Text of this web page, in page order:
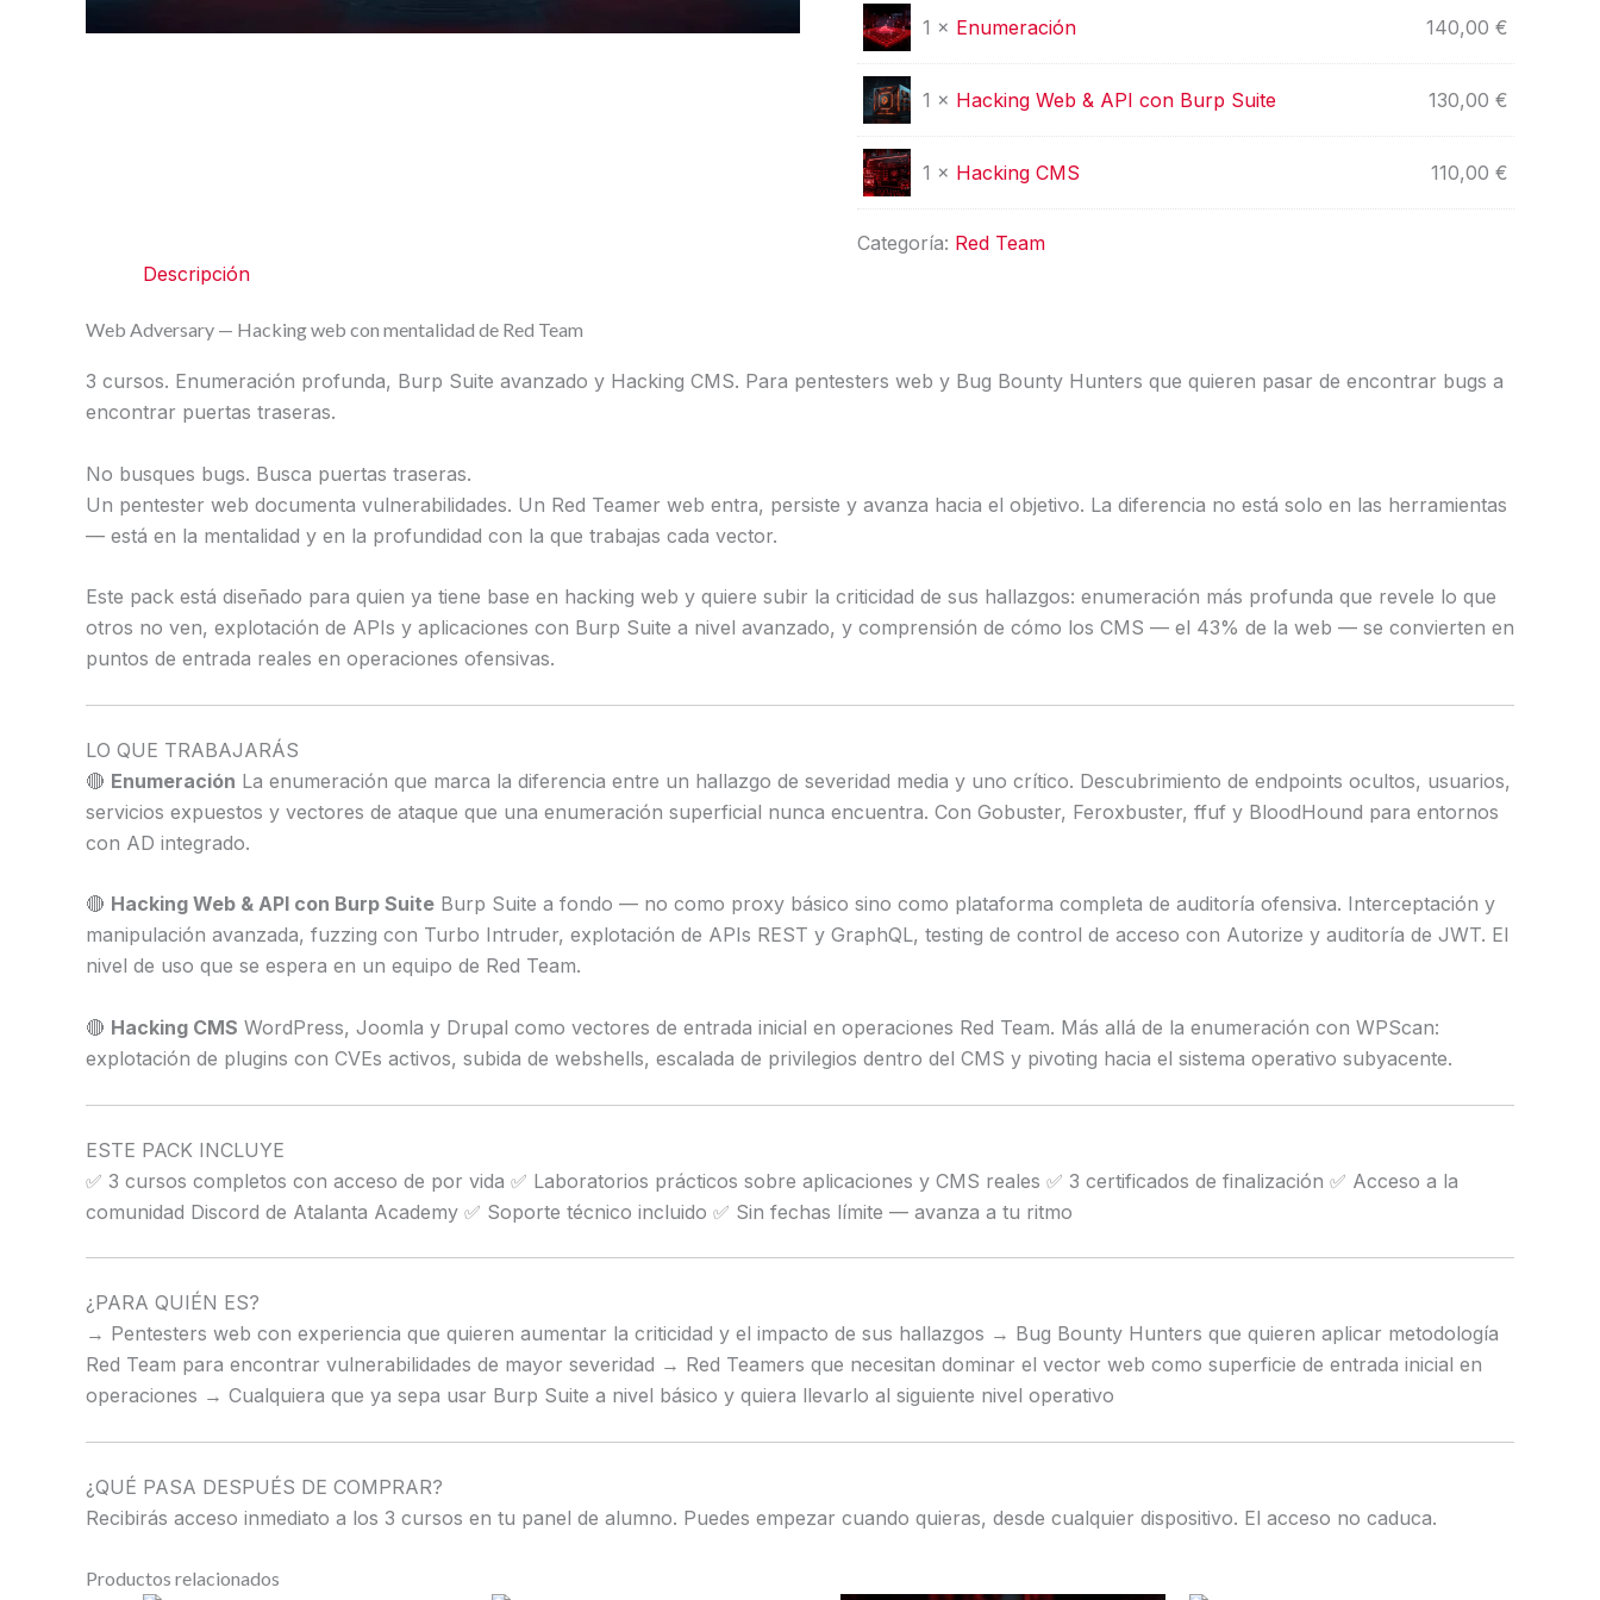
1 × Enumeración 140,00 €
1 × Hacking Web & API con Burp Suite 130,00 €
1 × Hacking CMS 110,00 €
Categoría: Red Team
Descripción
Web Adversary — Hacking web con mentalidad de Red Team
3 cursos. Enumeración profunda, Burp Suite avanzado y Hacking CMS. Para pentesters web y Bug Bounty Hunters que quieren pasar de encontrar bugs a
encontrar puertas traseras.
No busques bugs. Busca puertas traseras.
Un pentester web documenta vulnerabilidades. Un Red Teamer web entra, persiste y avanza hacia el objetivo. La diferencia no está solo en las herramientas
— está en la mentalidad y en la profundidad con la que trabajas cada vector.
Este pack está diseñado para quien ya tiene base en hacking web y quiere subir la criticidad de sus hallazgos: enumeración más profunda que revele lo que
otros no ven, explotación de APIs y aplicaciones con Burp Suite a nivel avanzado, y comprensión de cómo los CMS — el 43% de la web — se convierten en
puntos de entrada reales en operaciones ofensivas.
LO QUE TRABAJARÁS
🔴 Enumeración La enumeración que marca la diferencia entre un hallazgo de severidad media y uno crítico. Descubrimiento de endpoints ocultos, usuarios,
servicios expuestos y vectores de ataque que una enumeración superficial nunca encuentra. Con Gobuster, Feroxbuster, ffuf y BloodHound para entornos
con AD integrado.
🔴 Hacking Web & API con Burp Suite Burp Suite a fondo — no como proxy básico sino como plataforma completa de auditoría ofensiva. Interceptación y
manipulación avanzada, fuzzing con Turbo Intruder, explotación de APIs REST y GraphQL, testing de control de acceso con Autorize y auditoría de JWT. El
nivel de uso que se espera en un equipo de Red Team.
🔴 Hacking CMS WordPress, Joomla y Drupal como vectores de entrada inicial en operaciones Red Team. Más allá de la enumeración con WPScan:
explotación de plugins con CVEs activos, subida de webshells, escalada de privilegios dentro del CMS y pivoting hacia el sistema operativo subyacente.
ESTE PACK INCLUYE
✅ 3 cursos completos con acceso de por vida ✅ Laboratorios prácticos sobre aplicaciones y CMS reales ✅ 3 certificados de finalización ✅ Acceso a la
comunidad Discord de Atalanta Academy ✅ Soporte técnico incluido ✅ Sin fechas límite — avanza a tu ritmo
¿PARA QUIÉN ES?
→ Pentesters web con experiencia que quieren aumentar la criticidad y el impacto de sus hallazgos → Bug Bounty Hunters que quieren aplicar metodología
Red Team para encontrar vulnerabilidades de mayor severidad → Red Teamers que necesitan dominar el vector web como superficie de entrada inicial en
operaciones → Cualquiera que ya sepa usar Burp Suite a nivel básico y quiera llevarlo al siguiente nivel operativo
¿QUÉ PASA DESPUÉS DE COMPRAR?
Recibirás acceso inmediato a los 3 cursos en tu panel de alumno. Puedes empezar cuando quieras, desde cualquier dispositivo. El acceso no caduca.
Productos relacionados